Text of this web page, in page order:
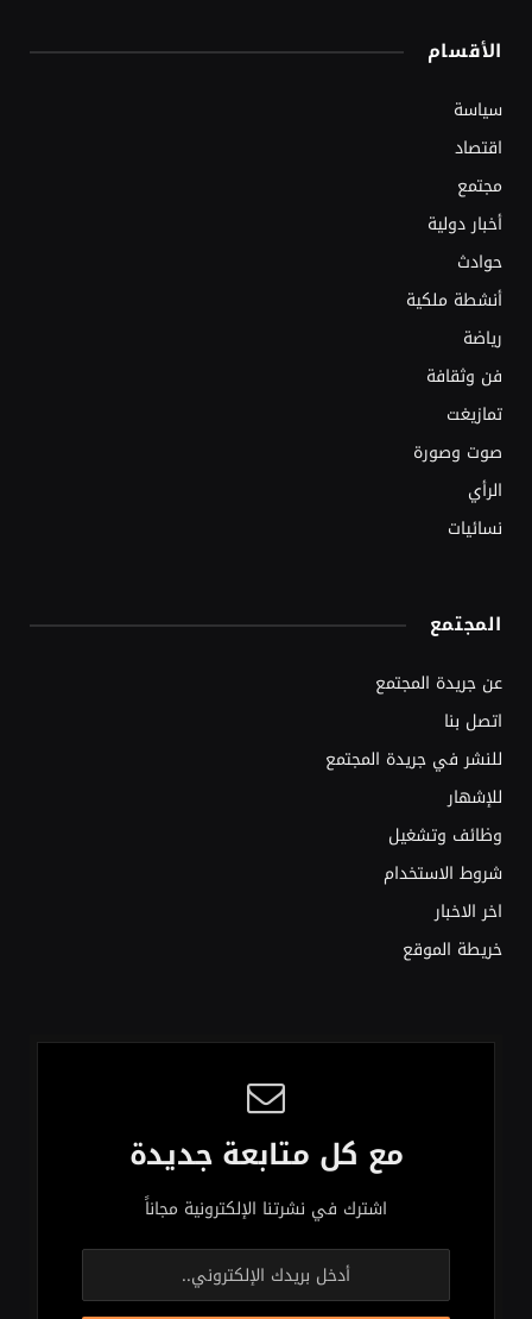
الأقسام
سياسة
اقتصاد
مجتمع
أخبار دولية
حوادث
أنشطة ملكية
رياضة
فن وثقافة
تمازيغت
صوت وصورة
الرأي
نسائيات
المجتمع
عن جريدة المجتمع
اتصل بنا
للنشر في جريدة المجتمع
للإشهار
وظائف وتشغيل
شروط الاستخدام
اخر الاخبار
خريطة الموقع
مع كل متابعة جديدة
اشترك في نشرتنا الإلكترونية مجاناً